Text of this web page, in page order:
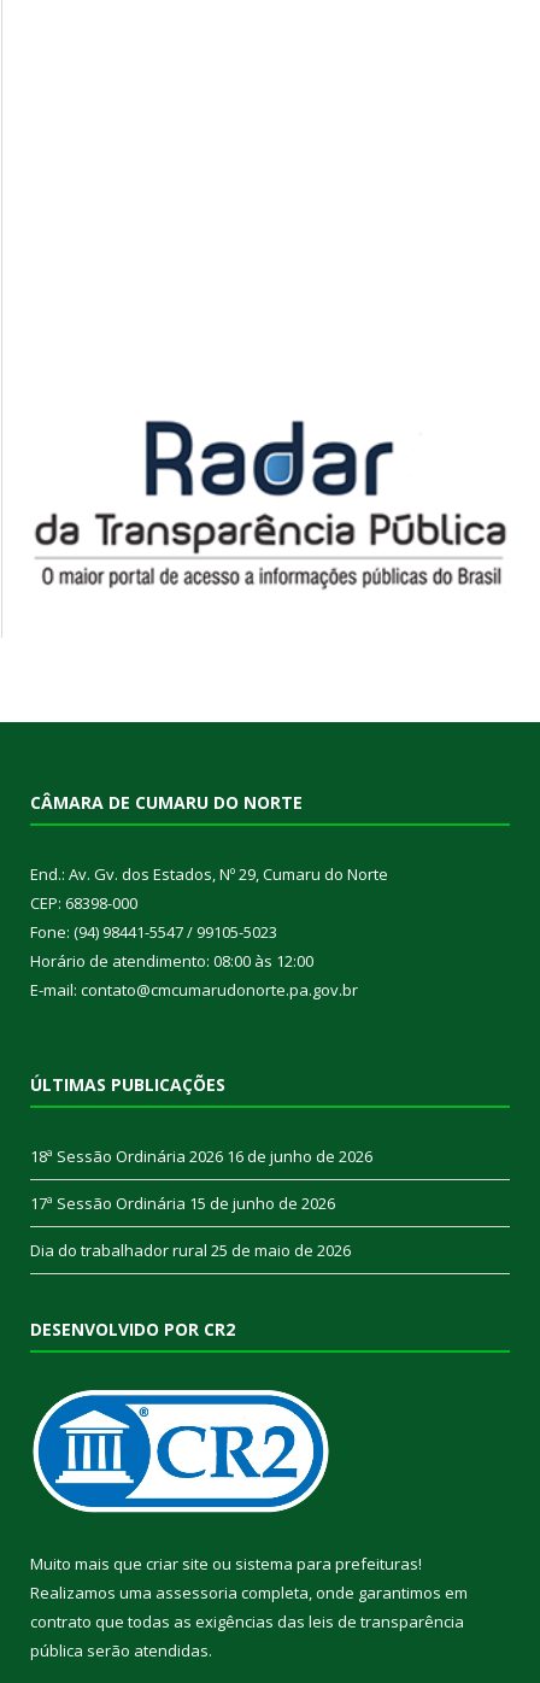
CÂMARA DE CUMARU DO NORTE
End.: Av. Gv. dos Estados, Nº 29, Cumaru do Norte
CEP: 68398-000
Fone: (94) 98441-5547 / 99105-5023
Horário de atendimento: 08:00 às 12:00
E-mail: contato@cmcumarudonorte.pa.gov.br
ÚLTIMAS PUBLICAÇÕES
18ª Sessão Ordinária 2026 16 de junho de 2026
17ª Sessão Ordinária 15 de junho de 2026
Dia do trabalhador rural 25 de maio de 2026
DESENVOLVIDO POR CR2
Muito mais que criar site ou sistema para prefeituras!
Realizamos uma assessoria completa, onde garantimos em
contrato que todas as exigências das leis de transparência
pública serão atendidas.